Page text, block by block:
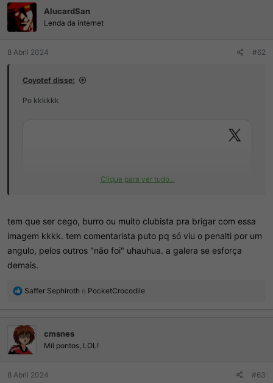
õ
e
s
AlucardSan
Lenda da internet
8 Abril 2024 #62
Coyotef disse:
Po kkkkkk
Clique para ver tudo...
tem que ser cego, burro ou muito clubista pra brigar com essa
imagem kkkk. tem comentarista puto pq só viu o penalti por um
angulo, pelos outros "não foi" uhauhua. a galera se esforça
demais.
R
ç
õ
e
s
Saffer Sephiroth e PocketCrocodile
cmsnes
Mil pontos, LOL!
8 Abril 2024 #63